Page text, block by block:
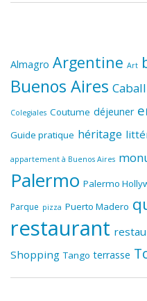
Almagro Argentine Art
Buenos Aires
Colegiales Coutume déjeuner
Guide pratique héritage
appartement à Buenos Aires
Palermo Palermo
Parque pizza Puerto Madero
restaurant
Shopping Tango terrasse